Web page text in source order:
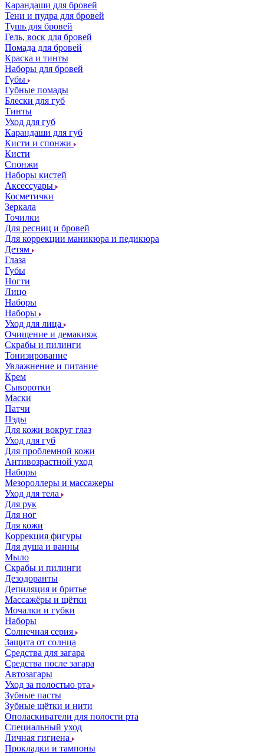
Карандаши для бровей
Тени и пудра для бровей
Тушь для бровей
Гель, воск для бровей
Помада для бровей
Краска и тинты
Наборы для бровей
Губы
Губные помады
Блески для губ
Тинты
Уход для губ
Карандаши для губ
Кисти и спонжи
Кисти
Спонжи
Наборы кистей
Аксессуары
Косметички
Зеркала
Точилки
Для ресниц и бровей
Для коррекции маникюра и педикюра
Детям
Глаза
Губы
Ногти
Лицо
Наборы
Наборы
Уход для лица
Очищение и демакияж
Скрабы и пилинги
Тонизирование
Увлажнение и питание
Крем
Сыворотки
Маски
Патчи
Пэды
Для кожи вокруг глаз
Уход для губ
Для проблемной кожи
Антивозрастной уход
Наборы
Мезороллеры и массажеры
Уход для тела
Для рук
Для ног
Для кожи
Коррекция фигуры
Для душа и ванны
Мыло
Скрабы и пилинги
Дезодоранты
Депиляция и бритье
Массажёры и щётки
Мочалки и губки
Наборы
Солнечная серия
Защита от солнца
Средства для загара
Средства после загара
Автозагары
Уход за полостью рта
Зубные пасты
Зубные щётки и нити
Ополаскиватели для полости рта
Специальный уход
Личная гигиена
Прокладки и тампоны